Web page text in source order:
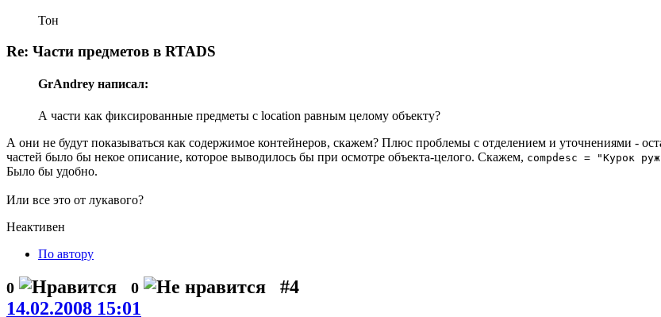
Тон
Re: Части предметов в RTADS
GrAndrey написал:
А части как фиксированные предметы с location равным целому объекту?
А они не будут показываться как содержимое контейнеров, скажем? Плюс проблемы с отделением и уточнениями -
частей было бы некое описание, которое выводилось бы при осмотре объекта-целого. Скажем, compdesc = "Курок
Было бы удобно.
Или все это от лукавого?
Неактивен
По автору
0 0
#4
14.02.2008 15:01